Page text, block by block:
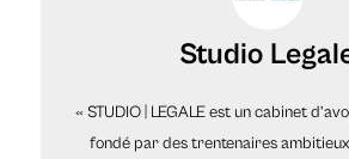
Studio
« STUDIO | LEGALE est un cabinet
fondé par des trentenaires